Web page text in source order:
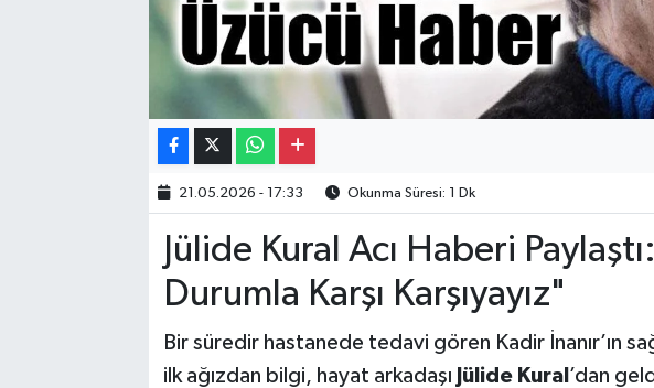
21.05.2026 - 17:33 Okunma Süresi: 1 Dk
Jülide Kural Acı Haberi
Durumla Karşı Karşıyayız"
Bir süredir hastanede tedavi gören Kadir İnanır’ın
ilk ağızdan bilgi, hayat arkadaşı Jülide Kural ’dan